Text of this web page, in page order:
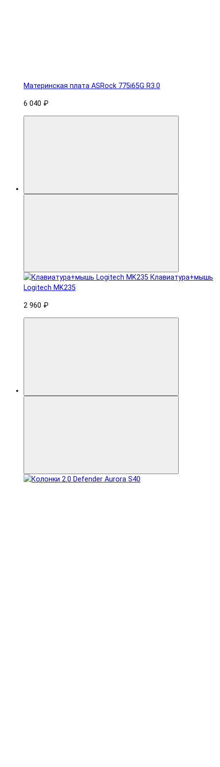
Материнская плата ASRock 775i65G R3.0
6 040 ₽
Клавиатура+мышь
Logitech MK235
2 960 ₽